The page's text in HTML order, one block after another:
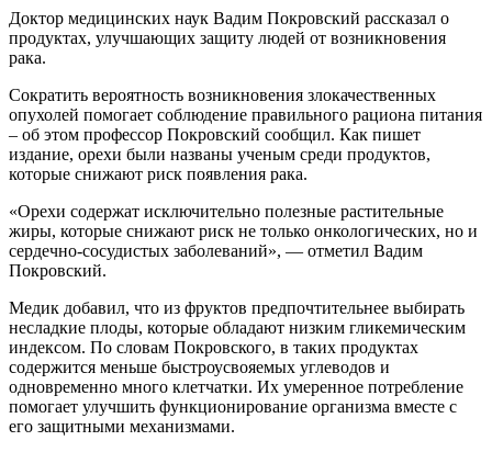
Доктор медицинских наук Вадим Покровский рассказал о
продуктах, улучшающих защиту людей от возникновения
рака.
Сократить вероятность возникновения злокачественных
опухолей помогает соблюдение правильного рациона питания
– об этом профессор Покровский сообщил. Как пишет
издание, орехи были названы ученым среди продуктов,
которые снижают риск появления рака.
«Орехи содержат исключительно полезные растительные
жиры, которые снижают риск не только онкологических, но и
сердечно-сосудистых заболеваний», — отметил Вадим
Покровский.
Медик добавил, что из фруктов предпочтительнее выбирать
несладкие плоды, которые обладают низким гликемическим
индексом. По словам Покровского, в таких продуктах
содержится меньше быстроусвояемых углеводов и
одновременно много клетчатки. Их умеренное потребление
помогает улучшить функционирование организма вместе с
его защитными механизмами.